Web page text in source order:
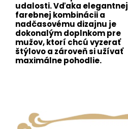
udalosti. Vďaka elegantnej
farebnej kombinácii a
nadčasovému dizajnu je
dokonalým doplnkom pre
mužov, ktorí chcú vyzerať
štýlovo a zároveň si užívať
maximálne pohodlie.